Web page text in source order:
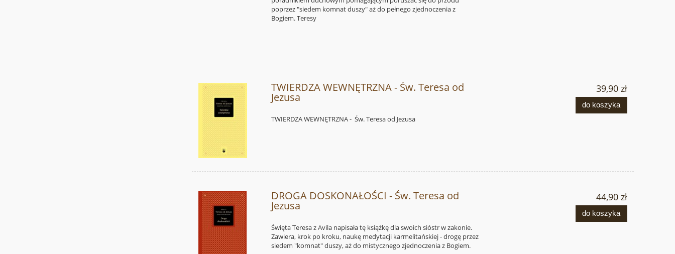
poprzez "siedem komnat duszy" aż do pełnego zjednoczenia z
Bogiem. Teresy
TWIERDZA WEWNĘTRZNA - Św. Teresa od
Jezusa
TWIERDZA WEWNĘTRZNA - Św. Teresa od Jezusa
39,90 zł
do koszyka
DROGA DOSKONAŁOŚCI - Św. Teresa od
Jezusa
Święta Teresa z Avila napisała tę książkę dla swoich sióstr w zakonie.
Zawiera, krok po kroku, naukę medytacji karmelitańskiej - drogę przez
siedem "komnat" duszy, aż do mistycznego zjednoczenia z Bogiem.
44,90 zł
do koszyka